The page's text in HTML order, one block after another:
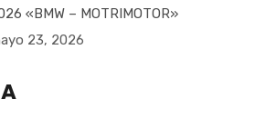
«BMW – MOTRIMOTOR»
23, 2026